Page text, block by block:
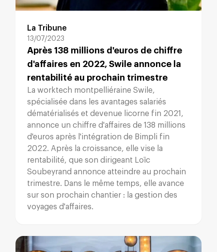
La Tribune
13/07/2023
Après 138 millions d'euros de chiffre
d'affaires en 2022, Swile annonce la
rentabilité au prochain trimestre
La worktech montpelliéraine Swile,
spécialisée dans les avantages salariés
dématérialisés et devenue licorne fin 2021,
annonce un chiffre d'affaires de 138 millions
d'euros après l'intégration de Bimpli fin
2022. Après la croissance, elle vise la
rentabilité, que son dirigeant Loïc
Soubeyrand annonce atteindre au prochain
trimestre. Dans le même temps, elle avance
sur son prochain chantier : la gestion des
voyages d'affaires.